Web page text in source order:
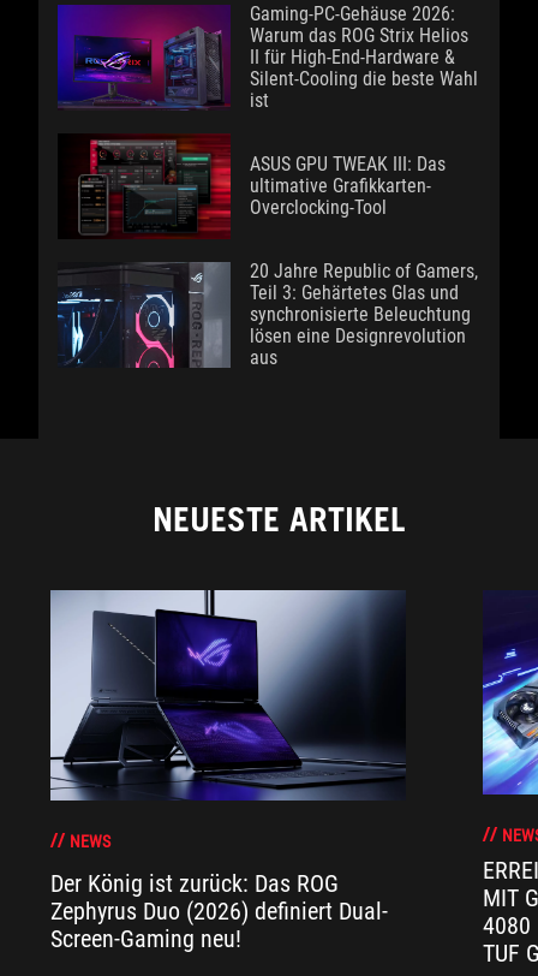
Gaming-PC-Gehäuse 2026:
Warum das ROG Strix Helios
II für High-End-Hardware &
Silent-Cooling die beste Wahl
ist
ASUS GPU TWEAK III: Das
ultimative Grafikkarten-
Overclocking-Tool
20 Jahre Republic of Gamers,
Teil 3: Gehärtetes Glas und
synchronisierte Beleuchtung
lösen eine Designrevolution
aus
NEUESTE ARTIKEL
NEWS
Der König ist zurück: Das ROG
Zephyrus Duo (2026) definiert Dual-
Screen-Gaming neu!
MIT
4080
TUF